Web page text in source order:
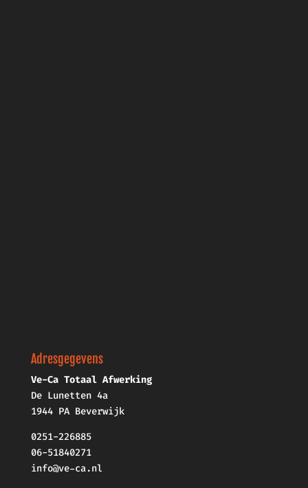
Adresgegevens
Ve-Ca Totaal Afwerking
De Lunetten 4a
1944 PA Beverwijk
0251-226885
06-51840271
info@ve-ca.nl